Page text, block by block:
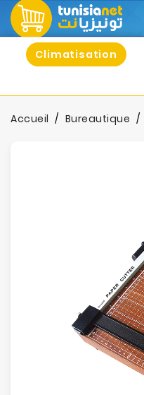
Climatisation
Accueil Bureautique